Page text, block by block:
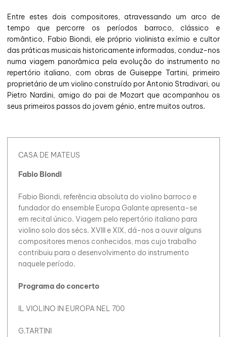
Entre estes dois compositores, atravessando um arco de
tempo que percorre os períodos barroco, clássico e
romântico, Fabio Biondi, ele próprio violinista exímio e cultor
das práticas musicais historicamente informadas, conduz-nos
numa viagem panorâmica pela evolução do instrumento no
repertório italiano, com obras de Guiseppe Tartini, primeiro
proprietário de um violino construído por Antonio Stradivari, ou
Pietro Nardini, amigo do pai de Mozart que acompanhou os
seus primeiros passos do jovem génio, entre muitos outros.
CASA DE MATEUS
Fabio Biondi
Fabio Biondi, referência absoluta do violino barroco e
fundador do ensemble Europa Galante apresenta-se
em recital único. Viagem pelo repertório italiano para
violino solo dos sécs. XVIII e XIX, dá-nos a ouvir alguns
compositores menos conhecidos, mas cujo trabalho
contribuiu para o desenvolvimento do instrumento
naquele período.
Programa do concerto
IL VIOLINO IN EUROPA NEL 700
G.TARTINI